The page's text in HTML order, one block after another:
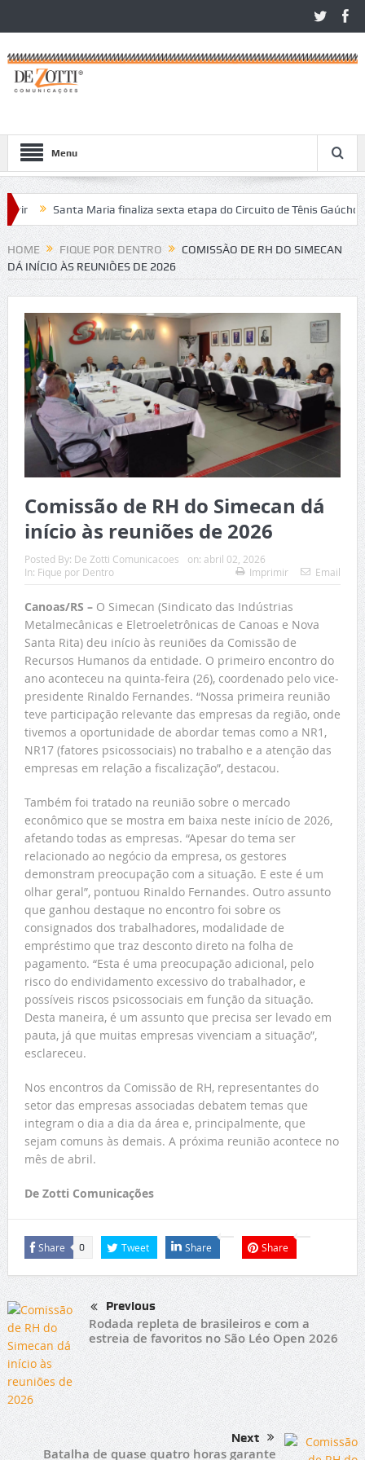
Menu
Santa Maria finaliza sexta etapa do Circuito de Tênis Gaúcho
no São Léo Open 2026
HOME FIQUE POR DENTRO
COMISSÃO DE RH DO SIMECAN
DÁ INÍCIO ÀS REUNIÕES DE 2026
Comissão de RH do Simecan dá
início às reuniões de 2026
Posted By: De Zotti Comunicacoes on: abril 02, 2026
In: Fique por Dentro Imprimir Email
Canoas/RS –O Simecan (Sindicato das Indústrias
Metalmecânicas e Eletroeletrônicas de Canoas e Nova
Santa Rita) deu início às reuniões da Comissão de
Recursos Humanos da entidade. O primeiro encontro do
ano aconteceu na quinta-feira (26), coordenado pelo vice-
presidente Rinaldo Fernandes. “Nossa primeira reunião
teve participação relevante das empresas da região, onde
tivemos a oportunidade de abordar temas como a NR1,
NR17 (fatores psicossociais) no trabalho e a atenção das
empresas em relação a fiscalização”, destacou.
Também foi tratado na reunião sobre o mercado
econômico que se mostra em baixa neste início de 2026,
afetando todas as empresas. “Apesar do tema ser
relacionado ao negócio da empresa, os gestores
demonstram preocupação com a situação. E este é um
olhar geral”, pontuou Rinaldo Fernandes. Outro assunto
que ganhou destaque no encontro foi sobre os
consignados dos trabalhadores, modalidade de
empréstimo que traz desconto direto na folha de
pagamento. “Esta é uma preocupação adicional, pelo
risco do endividamento excessivo do trabalhador, e
possíveis riscos psicossociais em função da situação.
Desta maneira, é um assunto que precisa ser levado em
pauta, já que muitas empresas vivenciam a situação”,
esclareceu.
Nos encontros da Comissão de RH, representantes do
setor das empresas associadas debatem temas que
integram o dia a dia da área e, principalmente, que
sejam comuns às demais. A próxima reunião acontece no
mês de abril.
De Zotti Comunicações
Share 0 Tweet Share Share
Previous
Rodada repleta de brasileiros e com a
estreia de favoritos no São Léo Open 2026
Next
Batalha de quase quatro horas garante